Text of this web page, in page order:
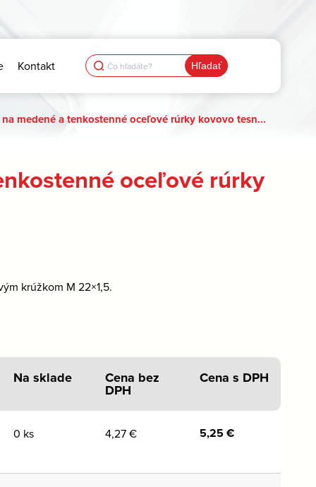
Kontakt Search
for:
medené a tenkostenné oceľové rúrky kovovo tesn...
oceľové rúrky
krúžkom M 22×1,5.
Na sklade Cena bez
DPH
Cena s DPH
0 ks 4,27€ 5,25€